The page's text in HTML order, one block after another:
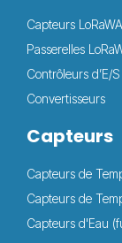
Capteurs
Passerelles
Contrôleurs d’E/S
Convertisseurs
Capteurs
Capteurs de
Capteurs de
Capteurs d'Eau